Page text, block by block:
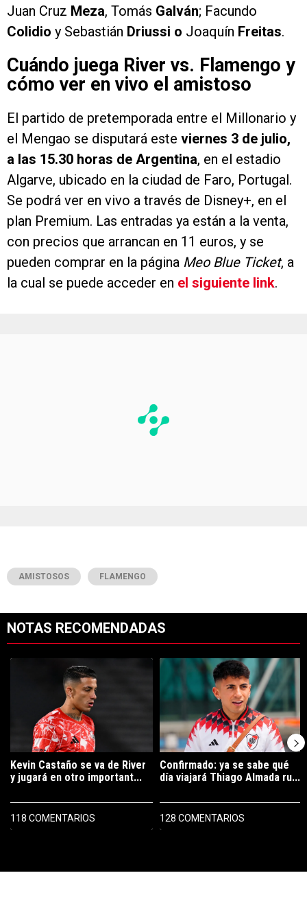
Juan Cruz Meza, Tomás Galván; Facundo
Colidio y Sebastián Driussi o Joaquín Freitas.
Cuándo juega River vs. Flamengo y
cómo ver en vivo el amistoso
El partido de pretemporada entre el Millonario y
el Mengao se disputará este viernes 3 de julio,
a las 15.30 horas de Argentina, en el estadio
Algarve, ubicado en la ciudad de Faro, Portugal.
Se podrá ver en vivo a través de Disney+, en el
plan Premium. Las entradas ya están a la venta,
con precios que arrancan en 11 euros, y se
pueden comprar en la página Meo Blue Ticket, a
la cual se puede acceder en el siguiente link.
AMISTOSOS FLAMENGO
NOTAS RECOMENDADAS
Un artículo de tendencia con el título "Kevin Castaño se va de
Kevin Castaño se va de River
y jugará en otro important...
118 COMENTARIOS
Un artículo de tendencia con el
Confirmado: ya se sabe qué
día viajará Thiago Almada ru...
128 COMENTARIOS